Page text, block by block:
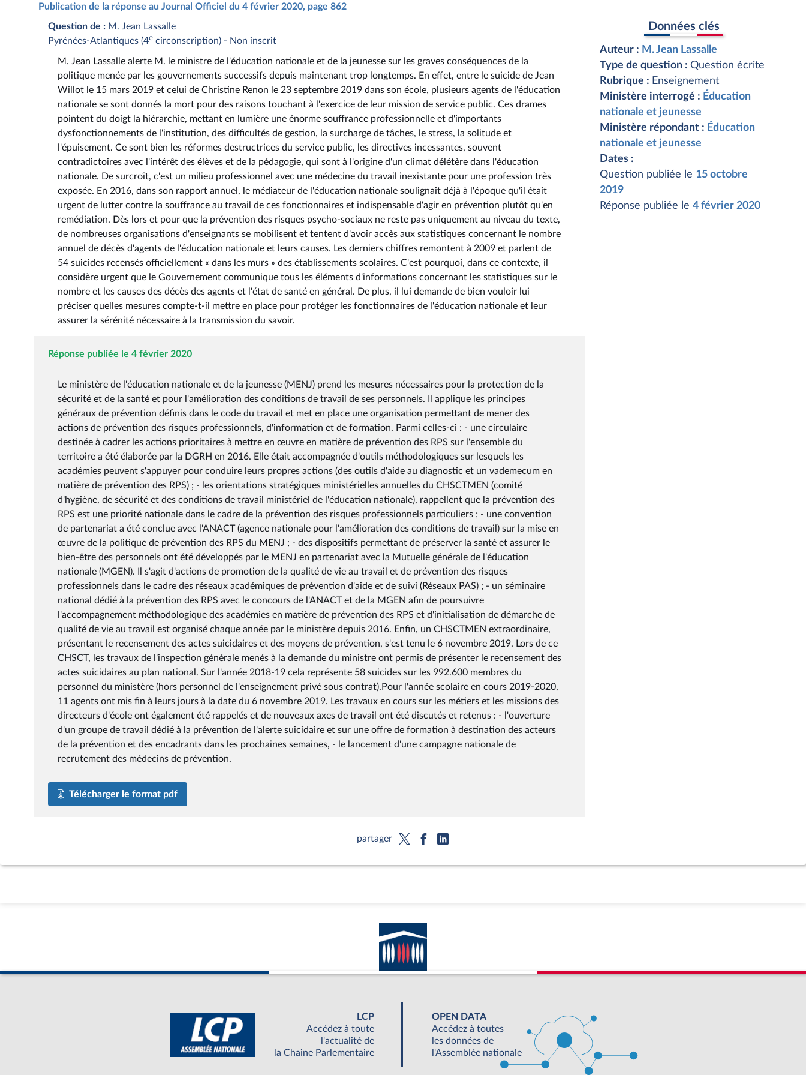
Publication de la réponse au Journal Officiel du 4 février 2020, page 862
Question de : M. Jean Lassalle
Pyrénées-Atlantiques (4e circonscription) - Non inscrit
M. Jean Lassalle alerte M. le ministre de l'éducation nationale et de la jeunesse sur les graves conséquences de la
politique menée par les gouvernements successifs depuis maintenant trop longtemps. En effet, entre le suicide de Jean
Willot le 15 mars 2019 et celui de Christine Renon le 23 septembre 2019 dans son école, plusieurs agents de l'éducation
nationale se sont donnés la mort pour des raisons touchant à l'exercice de leur mission de service public. Ces drames
pointent du doigt la hiérarchie, mettant en lumière une énorme souffrance professionnelle et d'importants
dysfonctionnements de l'institution, des difficultés de gestion, la surcharge de tâches, le stress, la solitude et
l'épuisement. Ce sont bien les réformes destructrices du service public, les directives incessantes, souvent
contradictoires avec l'intérêt des élèves et de la pédagogie, qui sont à l'origine d'un climat délétère dans l'éducation
nationale. De surcroît, c'est un milieu professionnel avec une médecine du travail inexistante pour une profession très
exposée. En 2016, dans son rapport annuel, le médiateur de l'éducation nationale soulignait déjà à l'époque qu'il était
urgent de lutter contre la souffrance au travail de ces fonctionnaires et indispensable d'agir en prévention plutôt qu'en
remédiation. Dès lors et pour que la prévention des risques psycho-sociaux ne reste pas uniquement au niveau du texte,
de nombreuses organisations d'enseignants se mobilisent et tentent d'avoir accès aux statistiques concernant le nombre
annuel de décès d'agents de l'éducation nationale et leurs causes. Les derniers chiffres remontent à 2009 et parlent de
54 suicides recensés officiellement « dans les murs » des établissements scolaires. C'est pourquoi, dans ce contexte, il
considère urgent que le Gouvernement communique tous les éléments d'informations concernant les statistiques sur le
nombre et les causes des décès des agents et l'état de santé en général. De plus, il lui demande de bien vouloir lui
préciser quelles mesures compte-t-il mettre en place pour protéger les fonctionnaires de l'éducation nationale et leur
assurer la sérénité nécessaire à la transmission du savoir.
Réponse publiée le 4 février 2020
Le ministère de l'éducation nationale et de la jeunesse (MENJ) prend les mesures nécessaires pour la protection de la
sécurité et de la santé et pour l'amélioration des conditions de travail de ses personnels. Il applique les principes
généraux de prévention définis dans le code du travail et met en place une organisation permettant de mener des
actions de prévention des risques professionnels, d'information et de formation. Parmi celles-ci : - une circulaire
destinée à cadrer les actions prioritaires à mettre en œuvre en matière de prévention des RPS sur l'ensemble du
territoire a été élaborée par la DGRH en 2016. Elle était accompagnée d'outils méthodologiques sur lesquels les
académies peuvent s'appuyer pour conduire leurs propres actions (des outils d'aide au diagnostic et un vademecum en
matière de prévention des RPS) ; - les orientations stratégiques ministérielles annuelles du CHSCTMEN (comité
d'hygiène, de sécurité et des conditions de travail ministériel de l'éducation nationale), rappellent que la prévention des
RPS est une priorité nationale dans le cadre de la prévention des risques professionnels particuliers ; - une convention
de partenariat a été conclue avec l'ANACT (agence nationale pour l'amélioration des conditions de travail) sur la mise en
œuvre de la politique de prévention des RPS du MENJ ; - des dispositifs permettant de préserver la santé et assurer le
bien-être des personnels ont été développés par le MENJ en partenariat avec la Mutuelle générale de l'éducation
nationale (MGEN). Il s'agit d'actions de promotion de la qualité de vie au travail et de prévention des risques
professionnels dans le cadre des réseaux académiques de prévention d'aide et de suivi (Réseaux PAS) ; - un séminaire
national dédié à la prévention des RPS avec le concours de l'ANACT et de la MGEN afin de poursuivre
l'accompagnement méthodologique des académies en matière de prévention des RPS et d'initialisation de démarche de
qualité de vie au travail est organisé chaque année par le ministère depuis 2016. Enfin, un CHSCTMEN extraordinaire,
présentant le recensement des actes suicidaires et des moyens de prévention, s'est tenu le 6 novembre 2019. Lors de ce
CHSCT, les travaux de l'inspection générale menés à la demande du ministre ont permis de présenter le recensement des
actes suicidaires au plan national. Sur l'année 2018-19 cela représente 58 suicides sur les 992.600 membres du
personnel du ministère (hors personnel de l'enseignement privé sous contrat).Pour l'année scolaire en cours 2019-2020,
11 agents ont mis fin à leurs jours à la date du 6 novembre 2019. Les travaux en cours sur les métiers et les missions des
directeurs d'école ont également été rappelés et de nouveaux axes de travail ont été discutés et retenus : - l'ouverture
d'un groupe de travail dédié à la prévention de l'alerte suicidaire et sur une offre de formation à destination des acteurs
de la prévention et des encadrants dans les prochaines semaines, - le lancement d'une campagne nationale de
recrutement des médecins de prévention.
Télécharger le format pdf
Données clés
Auteur : M. Jean Lassalle
Type de question : Question écrite
Rubrique : Enseignement
Ministère interrogé : Éducation
nationale et jeunesse
Ministère répondant : Éducation
nationale et jeunesse
Dates :
Question publiée le 15 octobre
2019
Réponse publiée le 4 février 2020
partager
LCP
Accédez à toute
l'actualité de
la Chaine Parlementaire
OPEN DATA
Accédez à toutes
les données de
l'Assemblée nationale